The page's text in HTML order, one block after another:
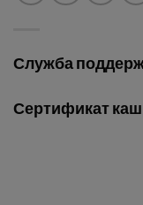
Служба
Сертификат